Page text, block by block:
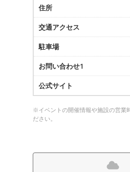
住所
交通アクセス
駐車場
お問い合わせ1
公式サイト
※イベントの開催情報や施設の営業
ださい。